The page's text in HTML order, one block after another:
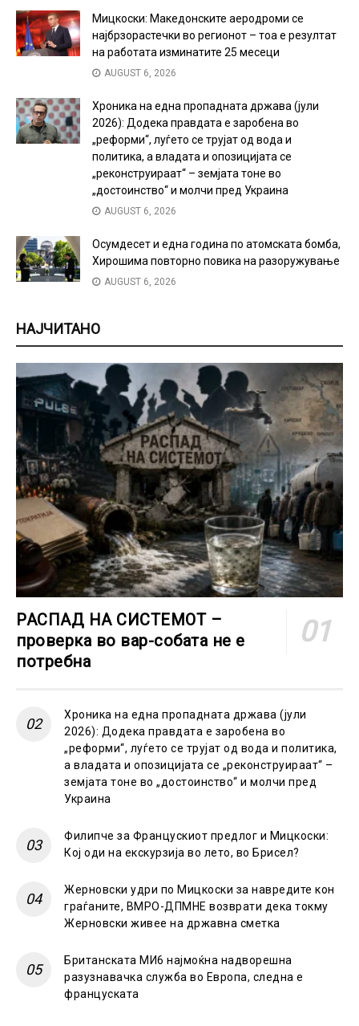
Мицкоски: Македонските аеродроми се
најбрзорастечки во регионот – тоа е резултат
на работата изминатите 25 месеци
AUGUST 6, 2026
Хроника на една пропадната држава (јули
2026): Додека правдата е заробена во
„реформи“, луѓето се трујат од вода и
политика, а владата и опозицијата се
„реконструираат“ – земјата тоне во
„достоинство“ и молчи пред Украина
AUGUST 6, 2026
Осумдесет и една година по атомската бомба,
Хирошима повторно повика на разоружување
AUGUST 6, 2026
НАЈЧИТАНО
РАСПАД НА СИСТЕМОТ –
проверка во вар-собата не е
потребна
Хроника на една пропадната држава (јули
2026): Додека правдата е заробена во
„реформи“, луѓето се трујат од вода и политика,
а владата и опозицијата се „реконструираат“ –
земјата тоне во „достоинство“ и молчи пред
Украина
Филипче за Францускиот предлог и Мицкоски:
Кој оди на екскурзија во лето, во Брисел?
Жерновски удри по Мицкоски за навредите кон
граѓаните, ВМРО-ДПМНЕ возврати дека токму
Жерновски живее на државна сметка
Британската МИ6 најмоќна надворешна
разузнавачка служба во Европа, следна е
француската